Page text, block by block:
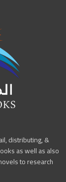
distributing, &
as well as also
to research